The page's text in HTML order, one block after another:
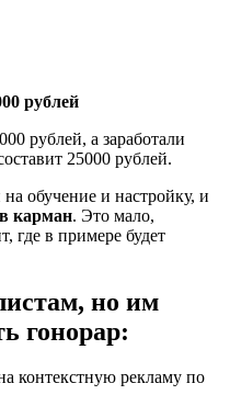
рублей
рублей, а заработали
25000 рублей.
обучение и настройку, и
в карман. Это мало,
где в примере будет
но им
гонорар:
контекстную рекламу по